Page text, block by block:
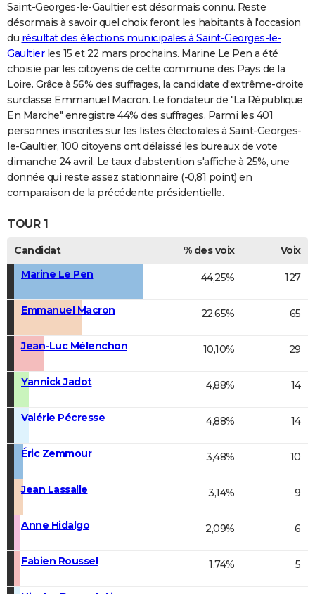
Saint-Georges-le-Gaultier est désormais connu. Reste
désormais à savoir quel choix feront les habitants à l'occasion
du résultat des élections municipales à Saint-Georges-le-
Gaultierles 15 et 22 mars prochains. Marine Le Pen a été
choisie par les citoyens de cette commune des Pays de la
Loire. Grâce à 56% des suffrages, la candidate d'extrême-droite
surclasse Emmanuel Macron. Le fondateur de "La République
En Marche" enregistre 44% des suffrages. Parmi les 401
personnes inscrites sur les listes électorales à Saint-Georges-
le-Gaultier, 100 citoyens ont délaissé les bureaux de vote
dimanche 24 avril. Le taux d'abstention s'affiche à 25%, une
donnée qui reste assez stationnaire (-0,81 point) en
comparaison de la précédente présidentielle.
TOUR 1
Candidat % des voix
Voix
Marine Le Pen
44,25% 127
Emmanuel Macron 22,65% 65
Jean-Luc Mélenchon 10,10% 29
Yannick Jadot 4,88% 14
Valérie Pécresse 4,88% 14
Éric Zemmour 3,48% 10
Jean Lassalle 3,14% 9
Anne Hidalgo 2,09% 6
Fabien Roussel 1,74% 5